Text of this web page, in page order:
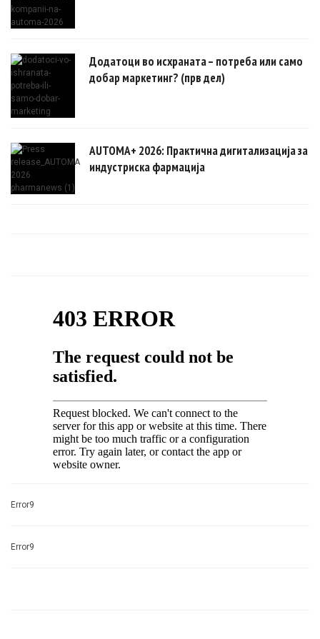
Додатоци во исхраната – потреба или само
добар маркетинг? (прв дел)
AUTOMA+ 2026: Практична дигитализација за
индустриска фармација
Error9
Error9